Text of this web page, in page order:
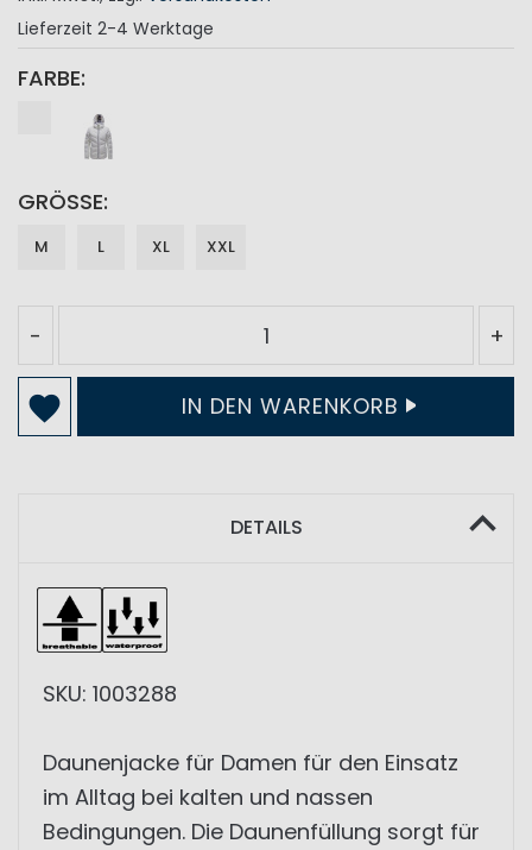
Lieferzeit 2-4 Werktage
FARBE
GRÖSSE
M L XL XXL
- +
IN DEN WARENKORB
DETAILS
SKU: 1003288
Daunenjacke für Damen für den Einsatz
im Alltag bei kalten und nassen
Bedingungen. Die Daunenfüllung sorgt für